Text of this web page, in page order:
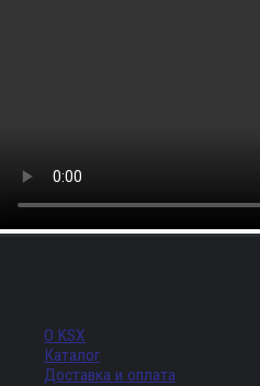
О KSX
Каталог
Доставка и оплата